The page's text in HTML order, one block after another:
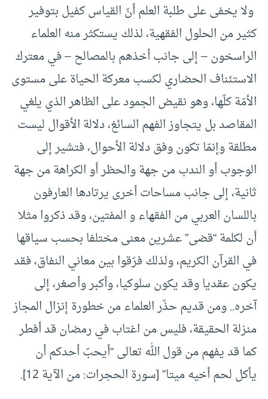
ولا يخفى على طلبة العلم أنّ القياس كفيل بتوفير
كثير من الحلول الفقهية، لذلك يستكثر منه العلماء
الراسخون – إلى جانب أخذهم بالمصالح – في معترك
الاستئناف الحضاري لكسب معركة الحياة على مستوى
الأمّة كلّها، وهو نقيض الجمود على الظاهر الذي يلغي
المقاصد بل يتجاوز الفهم السائغ، دلالة الأقوال ليست
مطلقة وإنمّا تكون وفق دلالة الأحوال، فتشير إلى
الوجوب أو الندب من جهة والحظر أو الكراهة من جهة
ثانية، إلى جانب مساحات أخرى يرتادها العارفون
باللسان العربي من الفقهاء و المفتين، وقد ذكروا مثلا
أن لكلمة “قضى” عشرين معنى مختلفا بحسب سياقها
في القرآن الكريم، ولذلك فرّقوا بين معاني النفاق، فقد
يكون عقديا وقد يكون سلوكيا، وأكبر وأصغر، إلى
آخره.. ومن قديم حذّر العلماء من خطورة إنزال المجاز
منزلة الحقيقة، فليس من اغتاب في رمضان قد أفطر
كما قد يفهم من قول الله تعالى “أيحبّ أحدكم أن
يأكل لحم أخيه ميتا” [سورة الحجرات: من الآية 12].